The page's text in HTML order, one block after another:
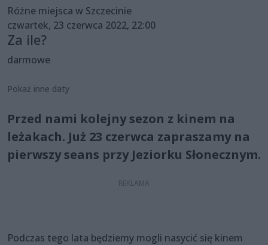
Różne miejsca w Szczecinie
czwartek, 23 czerwca 2022, 22:00
Za ile?
darmowe
Pokaż inne daty
Przed nami kolejny sezon z kinem na
leżakach. Już 23 czerwca zapraszamy na
pierwszy seans przy Jeziorku Słonecznym.
Podczas tego lata będziemy mogli nasycić się kinem